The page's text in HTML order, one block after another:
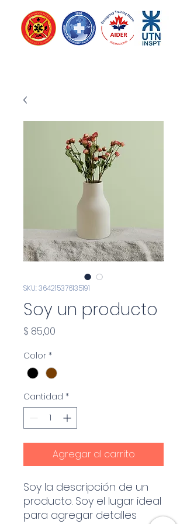
SKU: 364215376135191
Soy un producto
$ 85,00
Color *
Cantidad *
Agregar al carrito
Soy la descripción de un
producto. Soy el lugar ideal
para agregar detalles